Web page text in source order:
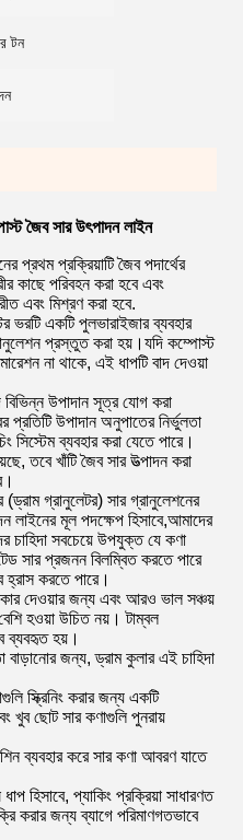
টন
জৈব সার উৎপাদন লাইন
প্রথম প্রক্রিয়াটি জৈব পদার্থের
কাছে পরিবহন করা হবে এবং
এবং মিশ্রণ করা হবে.
ভরটি একটি পুলভারাইজার ব্যবহার
প্রস্তুত করা হয়।যদি কম্পোস্ট
না থাকে, এই ধাপটি বাদ দেওয়া
বিভিন্ন উপাদান সূত্র যোগ করা
উপাদান অনুপাতের নির্ভুলতা
সিস্টেম ব্যবহার করা যেতে পারে।
তবে খাঁটি জৈব সার উত্পাদন করা
গ্রানুলেটর) সার গ্রানুলেশনের
মূল পদক্ষেপ হিসাবে,আমাদের
চাহিদা সবচেয়ে উপযুক্ত যে কণা
সার প্রজনন বিলম্বিত করতে পারে
হ্রাস করতে পারে।
দেওয়ার জন্য এবং আরও ভাল সঞ্চয়
হওয়া উচিত নয়। টাম্বল
ব্যবহৃত হয়।
বাড়ানোর জন্য, ড্রাম কুলার এই চাহিদা
স্ক্রিনিং করার জন্য একটি
খুব ছোট সার কণাগুলি পুনরায়
ব্যবহার করে সার কণা আবরণ যাতে
হিসাবে, প্যাকিং প্রক্রিয়া সাধারণত
করার জন্য ব্যাগে পরিমাণগতভাবে